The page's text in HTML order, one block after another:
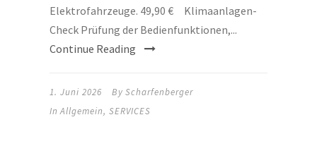
Elektrofahrzeuge. 49,90 € Klimaanlagen-
Check Prüfung der Bedienfunktionen,...
Continue Reading
1. Juni 2026 By Scharfenberger
In Allgemein, SERVICES